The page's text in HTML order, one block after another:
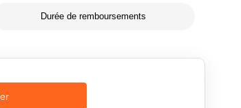
Durée de remboursements